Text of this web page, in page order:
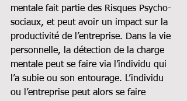
mentale fait partie des Risques Psycho-
sociaux, et peut avoir un impact sur la
productivité de l’entreprise. Dans la vie
personnelle, la détection de la charge
mentale peut se faire via l’individu qui
l’a subie ou son entourage. L’individu
ou l’entreprise peut alors se faire